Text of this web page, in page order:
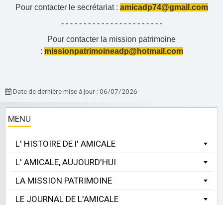
Pour contacter le secrétariat : amicadp74@gmail.com
- - - - - - - - - - - - - - - - - - - - - - -
Pour contacter la mission patrimoine
: missionpatrimoineadp@hotmail.com
Date de dernière mise à jour : 06/07/2026
MENU
L' HISTOIRE DE l' AMICALE
L' AMICALE, AUJOURD'HUI
LA MISSION PATRIMOINE
LE JOURNAL DE L'AMICALE